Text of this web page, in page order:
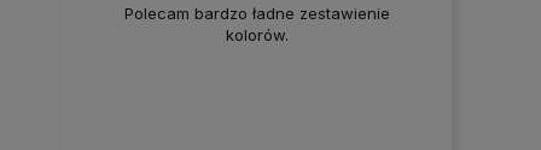
Polecam bardzo ładne zestawienie
kolorów.